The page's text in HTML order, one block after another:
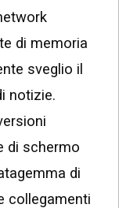
di memoria
sveglio il
notizie.
di schermo
di
collegamenti